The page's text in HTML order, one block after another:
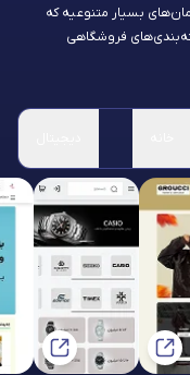
بسیار متنوعیه که
فروشگاهی